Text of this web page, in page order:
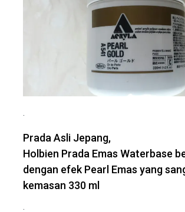
.
Prada Asli Jepang,
Holbien Prada Emas Waterbase
dengan efek Pearl Emas yang
kemasan 330 ml
.